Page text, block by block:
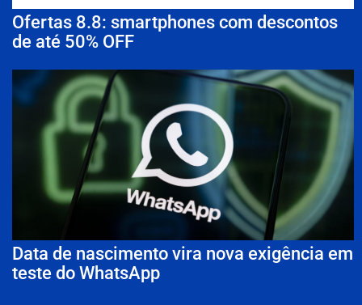
Ofertas 8.8: smartphones com descontos
de até 50% OFF
Data de nascimento vira nova exigência em
teste do WhatsApp